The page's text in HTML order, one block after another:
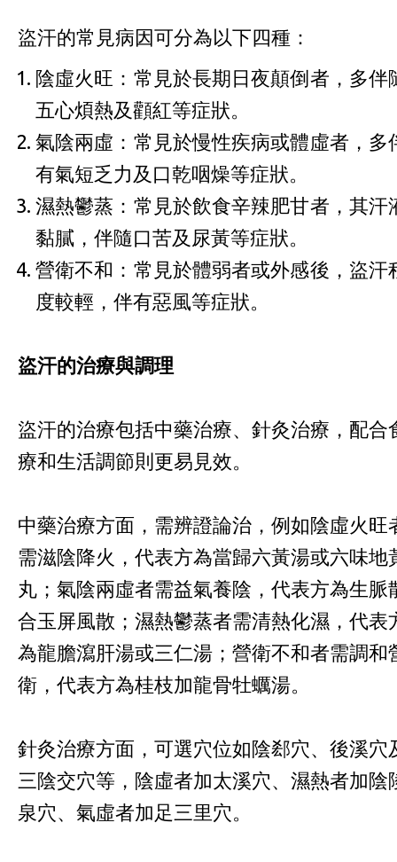
盜汗的常見病因可分為以下四種：
陰虛火旺：常見於長期日夜顛倒者，多伴
五心煩熱及顴紅等症狀。
氣陰兩虛：常見於慢性疾病或體虛者，多
有氣短乏力及口乾咽燥等症狀。
濕熱鬱蒸：常見於飲食辛辣肥甘者，其汗
黏膩，伴隨口苦及尿黃等症狀。
營衛不和：常見於體弱者或外感後，盜汗
度較輕，伴有惡風等症狀。
盜汗的治療與調理
盜汗的治療包括中藥治療、針灸治療，配合
療和生活調節則更易見效。
中藥治療方面，需辨證論治，例如陰虛火旺
需滋陰降火，代表方為當歸六黃湯或六味地
丸；氣陰兩虛者需益氣養陰，代表方為生脈
合玉屏風散；濕熱鬱蒸者需清熱化濕，代表
為龍膽瀉肝湯或三仁湯；營衛不和者需調和
衛，代表方為桂枝加龍骨牡蠣湯。
針灸治療方面，可選穴位如陰郄穴、後溪穴
三陰交穴等，陰虛者加太溪穴、濕熱者加陰
泉穴、氣虛者加足三里穴。